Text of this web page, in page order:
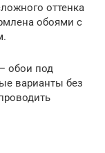
оттенка
обоями с
обои под
варианты без